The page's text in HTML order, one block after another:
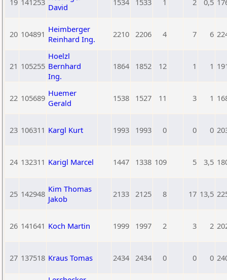
19 141253 David
1534 1533 1 2 0,5
20 104891 Heimberger
Reinhard Ing.
2210 2206 4 7 6
21 105255
Hoelzl
Bernhard
Ing.
1864 1852 12 1 1
22 105689 Huemer
Gerald
1538 1527 11 3 1
23 106311 Kargl Kurt 1993 1993 0 0 0
24 132311 Karigl Marcel 1447 1338 109 5 3,5
25 142948 Kim Thomas
Jakob
2133 2125 8 17 13,5
26 141641 Koch Martin 1999 1997 2 3 2
27 137518 Kraus Tomas 2434 2434 0 0 0